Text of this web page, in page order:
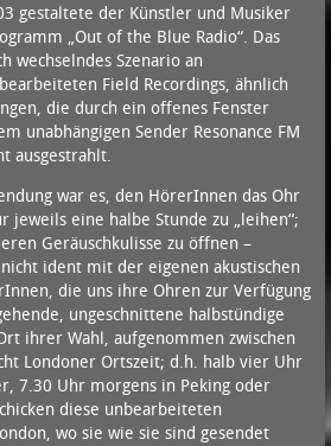
gestaltete der Künstler und Musiker
„Out of the Blue Radio“. Das
wechselndes Szenario an
Field Recordings, ähnlich
die durch ein offenes Fenster
unabhängigen Sender Resonance FM
ausgestrahlt.
war es, den HörerInnen das Ohr
jeweils eine halbe Stunde zu „leihen“;
Geräuschkulisse zu öffnen –
ident mit der eigenen akustischen
die uns ihre Ohren zur Verfügung
ungeschnittene halbstündige
ihrer Wahl, aufgenommen zwischen
Londoner Ortszeit; d.h. halb vier Uhr
7.30 Uhr morgens in Peking oder
diese unbearbeiteten
wo sie wie sie sind gesendet